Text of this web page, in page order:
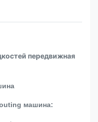
передвижная
машина: